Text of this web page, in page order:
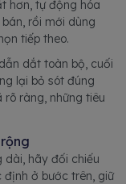
hơn, tự động hóa
rồi mới dùng
tiếp theo.
dắt toàn bộ, cuối
lại bỏ sót đúng
ràng, những tiêu
dài, hãy đối chiếu
ở bước trên, giữ